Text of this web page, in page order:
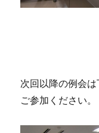
次回以降の例会
ご参加ください。